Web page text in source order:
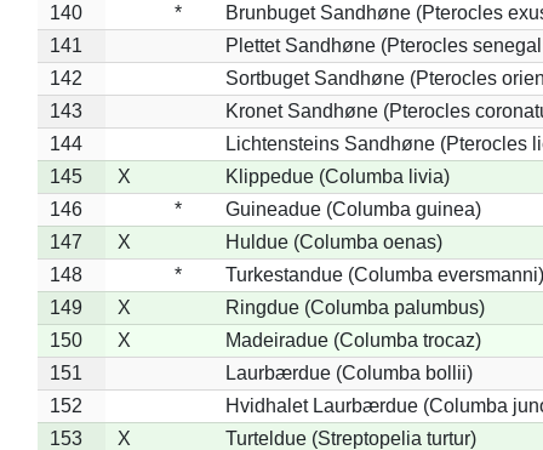
140
*
Brunbuget Sandhøne (Pterocles
141
Plettet Sandhøne (Pterocles
142
Sortbuget Sandhøne (Pterocles
143
Kronet Sandhøne (Pterocles
144
Lichtensteins Sandhøne (Pterocles
145
X
Klippedue (Columba livia)
146
*
Guineadue (Columba guinea)
147
X
Huldue (Columba oenas)
148
*
Turkestandue (Columba eversmanni)
149
X
Ringdue (Columba palumbus)
150
X
Madeiradue (Columba trocaz)
151
Laurbærdue (Columba bollii)
152
Hvidhalet Laurbærdue (Columba
153
X
Turteldue (Streptopelia turtur)